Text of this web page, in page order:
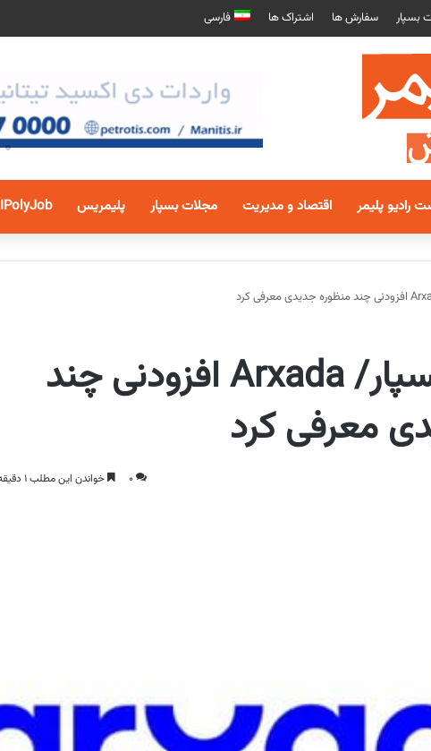
بسپار سفارش ها اشتراک ها فارسی
رادیو پلیمر اقتصاد و مدیریت مجلات بسپار پلیمریس IPolyJob
اختصاصی بسپار/ Arxada افزودنی چند
معرفی کرد
0 خواندن این مطلب 1 دقیقه زمان میبرد